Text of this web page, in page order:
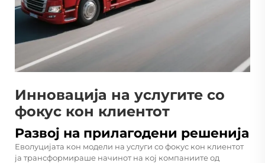
Инновација на услугите со
фокус кон клиентот
Развој на прилагодени решенија
Еволуцијата кон модели на услуги со фокус кон клиентот
ја трансформираше начинот на кој компаниите од